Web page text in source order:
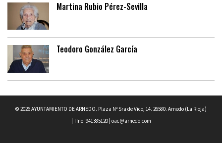
Martina Rubio Pérez-Sevilla
Teodoro González García
© 2026 AYUNTAMIENTO DE ARNEDO. Plaza Nª Sra de Vico, 14. 26580. Arnedo (La Rioja)
| Tfno: 941385120 | oac@arnedo.com